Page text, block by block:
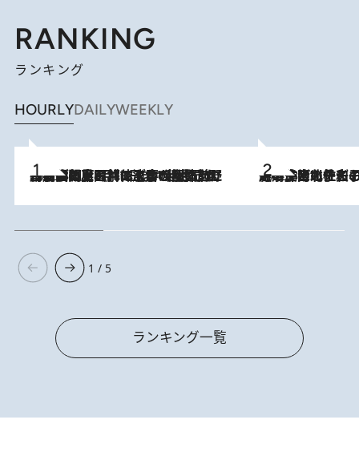
RANKING
ランキング
HOURLYDAILYWEEKLY
2026.8.8
「最後に見られてよかった」上野動物園の東園パンダ舎が解体前に特別公開。8月16日まで延長されたパネル展と共に辿る“半世紀”のパンダ飼育《解体工事の図面あり》 2026.8.3
《「文士の子ども被害者の会」発足！》阿川佐和子（72）が語る遠藤周作に北杜夫、劇作家・矢代静一の子どもたちの“文豪プライベート事件簿”
1 / 5
ランキング一覧